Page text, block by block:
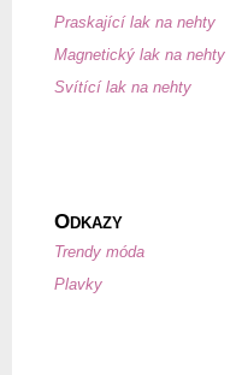
Praskající lak na nehty
Magnetický lak na nehty
Svítící lak na nehty
ODKAZY
Trendy móda
Plavky